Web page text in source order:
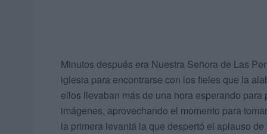
Minutos después era Nuestra Señora de Las
iglesia para encontrarse con los fieles que la
ellos llevaban más de una hora esperando
imágenes, aprovechando el momento para
la primera levantá la que despertó el aplauso